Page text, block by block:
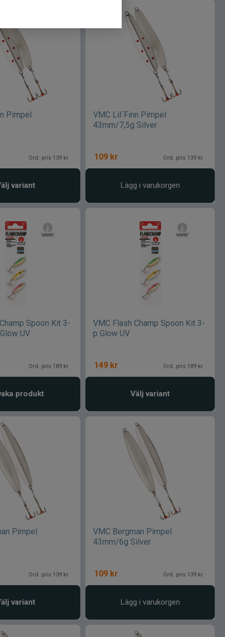
Pimpel
Ord. pris 139 kr
variant
VMC Lil´Finn Pimpel
43mm/7,5g Silver
109 kr Ord. pris 139 kr
Lägg i varukorgen
Spoon Kit 3-
UV
Ord. pris 189 kr
produkt
VMC Flash Champ Spoon Kit 3-
p Glow UV
149 kr Ord. pris 189 kr
Välj variant
Pimpel
Ord. pris 139 kr
variant
VMC Bergman Pimpel
43mm/6g Silver
109 kr Ord. pris 139 kr
Lägg i varukorgen